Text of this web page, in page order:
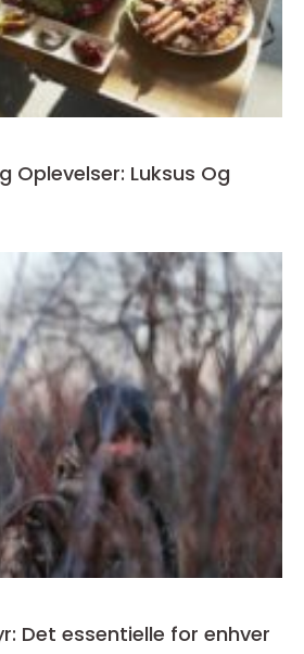
Oplevelser: Luksus Og
Det essentielle for enhver